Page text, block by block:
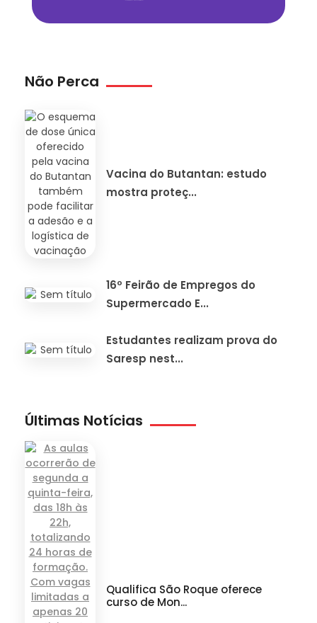
Não Perca
Vacina do Butantan: estudo
mostra proteç...
16º Feirão de Empregos do
Supermercado E...
Estudantes realizam prova do
Saresp nest...
Últimas Notícias
Qualifica São Roque oferece
curso de Mon...